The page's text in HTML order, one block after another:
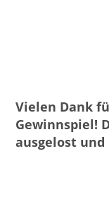
Vielen Dank
Gewinnspiel!
ausgelost